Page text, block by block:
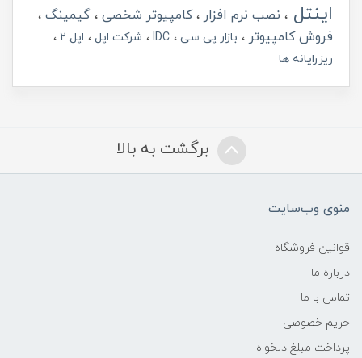
اینتل نصب نرم افزار کامپیوتر شخصی
گیمینگ
فروش کامپیوتر
بازار پی سی IDC شرکت اپل
اپل 2
ریزرایانه ها
برگشت به بالا
منوی وب‌سایت
قوانین فروشگاه
درباره ما
تماس با ما
حریم خصوصی
پرداخت مبلغ دلخواه